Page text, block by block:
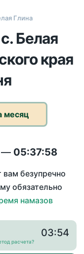
Глина
Белая
края
месяц
— 05:37:58
вам безупречно
обязательно
намазов
расчета?
03:54